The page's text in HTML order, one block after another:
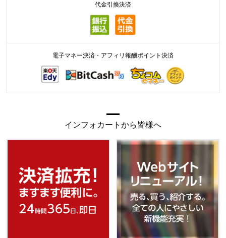
代金引換決済
電子マネー決済・アフィリ報酬ポイント決済
インフォカートから皆様へ